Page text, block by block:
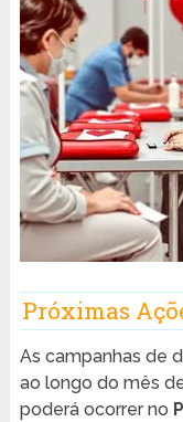
Próximas
As campanhas de
ao longo do mês
poderá ocorrer no